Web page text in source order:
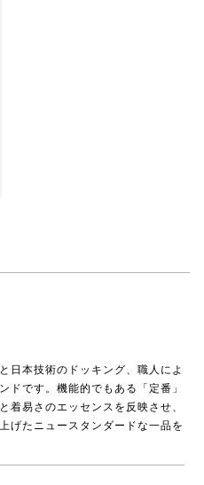
日本技術のドッキング、職人によ
ドです。機能的でもある「定番」
着易さのエッセンスを反映させ、
げたニュースタンダードな一品を